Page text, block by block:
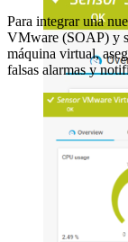
Para integrar una
VMware (SOAP) y
máquina virtual,
falsas alarmas y